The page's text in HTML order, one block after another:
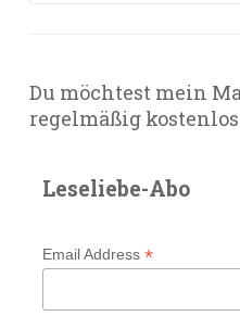
Du möchtest mein
regelmäßig
Leseliebe-Abo
Email Address *